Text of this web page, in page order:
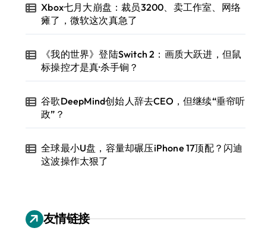
Xbox七月大崩盘：裁员3200、卖工作室、网络
瘫了，微软这次真急了
《我的世界》登陆Switch 2：画质大跃进，但鼠
标操控才是真·杀手锏？
谷歌DeepMind创始人辞去CEO，但继续“垂帘听
政”？
全球最小U盘，容量却碾压iPhone 17顶配？闪迪
这波操作太狠了
友情链接